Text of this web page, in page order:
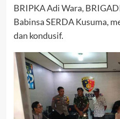
BRIPKA Adi Wara,
Babinsa SERDA Kusuma,
dan kondusif.